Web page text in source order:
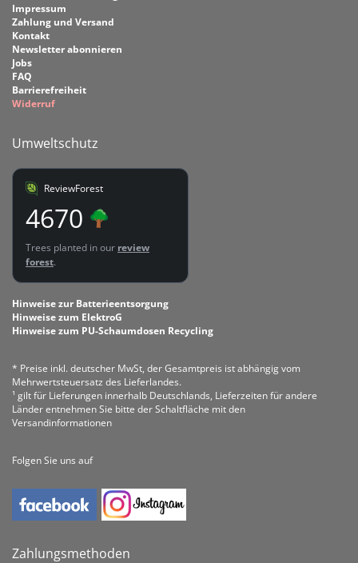
Impressum
Zahlung und Versand
Kontakt
Newsletter abonnieren
Jobs
FAQ
Barrierefreiheit
Widerruf
Umweltschutz
ReviewForest
4670
Trees planted in our review
forest.
Hinweise zur Batterieentsorgung
Hinweise zum ElektroG
Hinweise zum PU-Schaumdosen Recycling
* Preise inkl. deutscher MwSt, der Gesamtpreis ist abhängig vom
Mehrwertsteuersatz des Lieferlandes.
¹ gilt für Lieferungen innerhalb Deutschlands, Lieferzeiten für andere
Länder entnehmen Sie bitte der Schaltfläche mit den
Versandinformationen
Folgen Sie uns auf
Zahlungsmethoden